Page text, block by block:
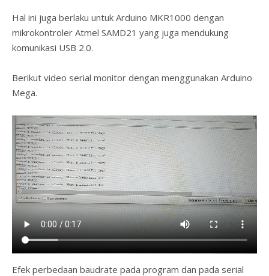
Hal ini juga berlaku untuk Arduino MKR1000 dengan
mikrokontroler Atmel SAMD21 yang juga mendukung
komunikasi USB 2.0.
Berikut video serial monitor dengan menggunakan Arduino
Mega.
Efek perbedaan baudrate pada program dan pada serial